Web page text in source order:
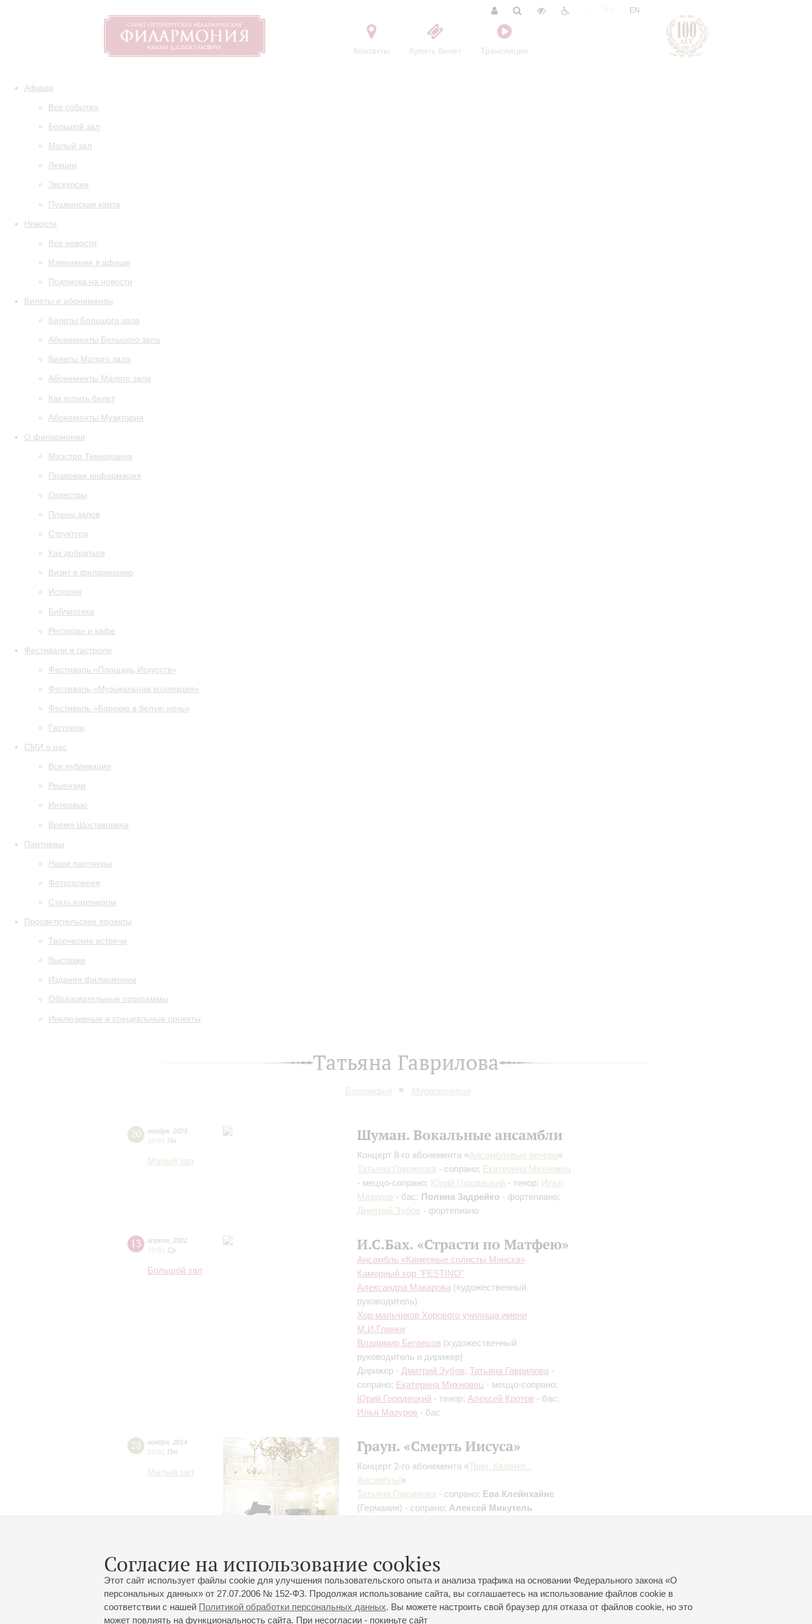
Контакты Купить билет Трансляции
EN
Афиша
Все события
Большой зал
Малый зал
Лекции
Экскурсии
Пушкинская карта
Новости
Все новости
Изменения в афише
Подписка на новости
Билеты и абонементы
Билеты Большого зала
Абонементы Большого зала
Билеты Малого зала
Абонементы Малого зала
Как купить билет
Абонементы Музитория
О филармонии
Маэстро Темирканов
Правовая информация
Оркестры
Планы залов
Структура
Как добраться
Визит в филармонию
История
Библиотека
Ресторан и кафе
Фестивали и гастроли
Фестиваль «Площадь Искусств»
Фестиваль «Музыкальная коллекция»
Фестиваль «Барокко в белую ночь»
Гастроли
СМИ о нас
Все публикации
Рецензии
Интервью
Время Шостаковича
Партнеры
Наши партнеры
Фотогалерея
Стать партнером
Просветительские проекты
Творческие встречи
Выставки
Издания филармонии
Образовательные программы
Инклюзивные и специальные проекты
Татьяна Гаврилова
Биография Мероприятия
Согласие на использование cookies
Этот сайт использует файлы cookie для улучшения пользовательского опыта и анализа трафика на основании Федерального закона «О
персональных данных» от 27.07.2006 № 152-ФЗ. Продолжая использование сайта, вы соглашаетесь на использование файлов cookie в
соответствии с нашей Политикой обработки персональных данных. Вы можете настроить свой браузер для отказа от файлов cookie, но это
может повлиять на функциональность сайта. При несогласии - покиньте сайт
20 ноября 2023
19:00 Пн
Малый зал
Шуман. Вокальные ансамбли
Концерт 8-го абонемента «Ансамблевые вечера»
Татьяна Гаврилова - сопрано; Екатерина Михновец
- меццо-сопрано; Юрий Городецкий - тенор; Илья
Мазуров - бас; Полина Задрейко - фортепиано;
Дмитрий Зубов - фортепиано
13 апреля 2022
19:00 Ср
Большой зал
И.С.Бах. «Страсти по Матфею»
Ансамбль «Камерные солисты Минска»
Камерный хор "FESTINO"
Александра Макарова (художественный
руководитель)
Хор мальчиков Хорового училища имени
М.И.Глинки
Владимир Беглецов (художественный
руководитель и дирижер)
Дирижер - Дмитрий Зубов; Татьяна Гаврилова -
сопрано; Екатерина Михновец - меццо-сопрано;
Юрий Городецкий - тенор; Алексей Кротов - бас;
Илья Мазуров - бас
28 ноября 2014
19:00 Пт
Малый зал
Граун. «Смерть Иисуса»
Концерт 2-го абонемента «Трио. Квартет...
Ансамбль!»
Татьяна Гаврилова - сопрано; Ева Клейнхайнс
(Германия) - сопрано; Алексей Микутель
союз музыкальных деятелей